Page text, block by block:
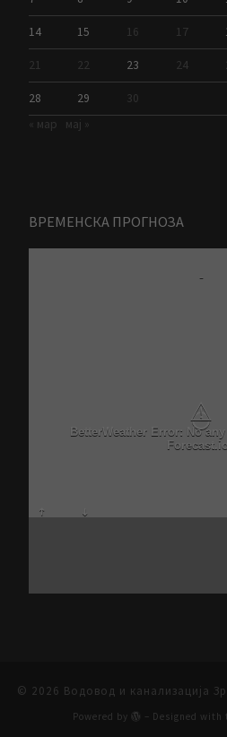
14 15 16 17
21 22 23 24
28 29
30
« мар
мај »
ВРЕМЕНСКА ПРОГНОЗА
-
⚠
BetterWeather Error: No
© 2026 Водовод и канализација
Powered by – Designed with